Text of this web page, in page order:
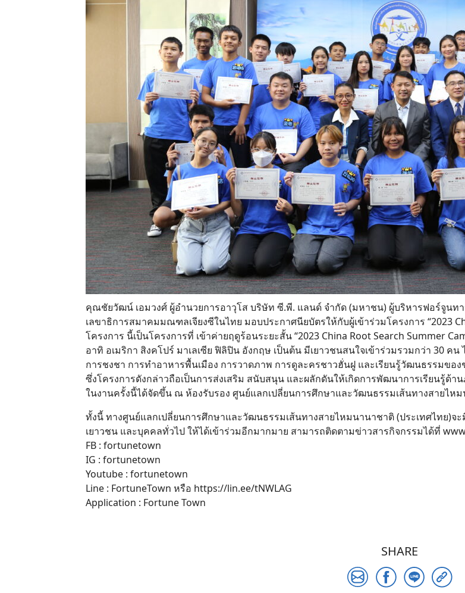
Search
for:
คุณชัยวัฒน์ เอมวงศ์ ผู้อำนวยการอาวุโส บริษัท ซี.พี. แลนด์ จำกัด (มหาชน) ผู้บริหารฟอร์จูนท
เลขาธิการสมาคมมณฑลเจียงซีในไทย มอบประกาศนียบัตรให้กับผู้เข้าร่วมโครงการ “2023
โครงการ นี้เป็นโครงการที่ เข้าค่ายฤดูร้อนระยะสั้น “2023 China Root Search Summer
อาทิ อเมริกา สิงคโปร์ มาเลเซีย ฟิลิปิน อังกฤษ เป็นต้น มีเยาวชนสนใจเข้าร่วมรวมกว่า 30
การชงชา การทำอาหารพื้นเมือง การวาดภาพ การดูละครชาวฮั่นฝู และเรียนรู้วัฒนธรรมขอ
ซึ่งโครงการดังกล่าวถือเป็นการส่งเสริม สนับสนุน และผลักดันให้เกิดการพัฒนาการเรียนรู้ด้า
ในงานครั้งนี้ได้จัดขึ้น ณ ห้องรับรอง ศูนย์แลกเปลี่ยนการศึกษาและวัฒนธรรมเส้นทางสายไห
ทั้งนี้ ทางศูนย์แลกเปลี่ยนการศึกษาและวัฒนธรรมเส้นทางสายไหมนานาชาติ (ประเทศไทย)จ
เยาวชน และบุคคลทั่วไป ให้ได้เข้าร่วมอีกมากมาย สามารถติดตามข่าวสารกิจกรรมได้ที่
FB : fortunetown
IG : fortunetown
Youtube : fortunetown
Line : FortuneTown หรือ https://lin.ee/tNWLAG
Application : Fortune Town
SHARE